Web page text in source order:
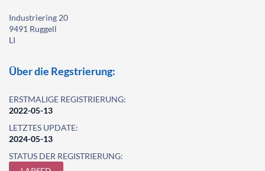
Industriering 20
9491 Ruggell
LI
Über die Regstrierung:
ERSTMALIGE REGISTRIERUNG:
2022-05-13
LETZTES UPDATE:
2024-05-13
STATUS DER REGISTRIERUNG: